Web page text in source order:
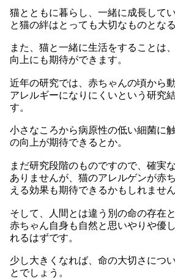
猫とともに暮らし、一緒に成長して
と猫の絆はとっても大切なものとな
また、猫と一緒に生活をすることは
向上にも期待ができます。
近年の研究では、赤ちゃんの頃から
アレルギーになりにくいという研究
す。
小さなころから病原性の低い細菌に
の向上が期待できるとか。
まだ研究段階のものですので、確実
ありませんが、猫のアレルゲンが赤
える効果も期待できるかもしれません
そして、人間とは違う別の命の存在
赤ちゃん自身も自然と思いやりや優
れるはずです。
少し大きくなれば、命の大切さにつ
とでしょう。